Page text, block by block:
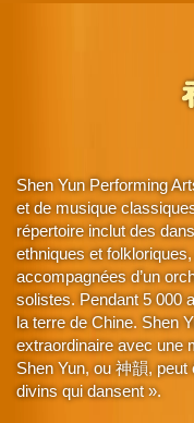
Shen Yun Performing
et de musique
répertoire inclut des
ethniques et
accompagnées d’un
solistes. Pendant 5 000
la terre de Chine. Shen
extraordinaire avec une
Shen Yun, ou 神韻,
divins qui dansent ».